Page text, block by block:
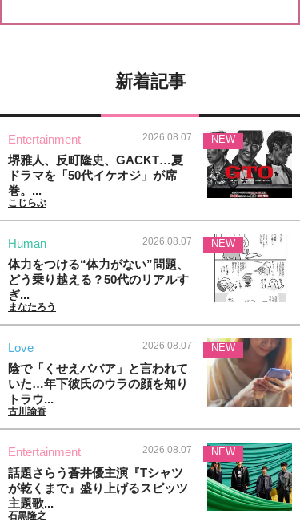
新着記事
Entertainment 2026.08.07
堺雅人、反町隆史、GACKT…夏
ドラマを「50代イケオジ」が席
巻。...
こじらぶ
NEW
Human 2026.08.07
体力をつける“体力がない”問題、
どう乗り越える？50代のリアルす
ぎ...
まなたろう
NEW
Love 2026.08.07
陰で「くせえババア」と言われて
いた…年下彼氏のウラの顔を知り
トラウ...
古川諭香
NEW
Entertainment 2026.08.07
話題さらう蒼井優主演『Tシャツ
が乾くまで』盛り上げるスピッツ
主題歌...
石黒隆之
NEW